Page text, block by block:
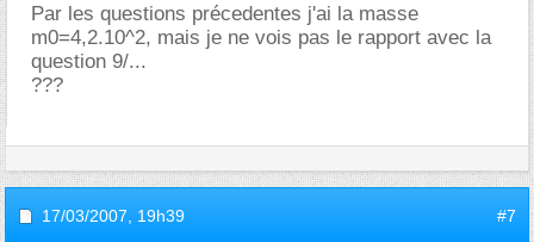
Par les questions précedentes j'ai la masse
m0=4,2.10^2, mais je ne vois pas le rapport avec la
question 9/...
???
17/03/2007, 19h39 #7